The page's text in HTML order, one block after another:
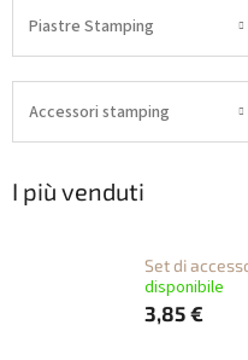
Piastre Stamping
Accessori stamping
I più venduti
Set di
disponibile
3,85 €